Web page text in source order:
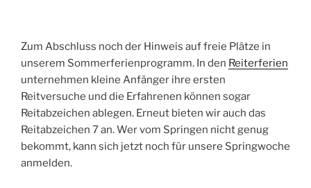
Zum Abschluss noch der Hinweis auf freie Plätze in
unserem Sommerferienprogramm. In den Reiterferien
unternehmen kleine Anfänger ihre ersten
Reitversuche und die Erfahrenen können sogar
Reitabzeichen ablegen. Erneut bieten wir auch das
Reitabzeichen 7 an. Wer vom Springen nicht genug
bekommt, kann sich jetzt noch für unsere Springwoche
anmelden.